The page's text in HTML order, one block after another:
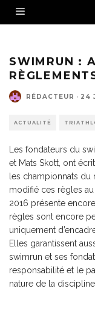
SWIMRUN :
RÉDACTEUR · 24
ACTUALITÉ
Les fondateurs du
et Mats Skott, ont
les championnats
modifié ces règles
2016 présente
règles sont encore
uniquement
Elles garantissent
swimrun et ses
responsabilité et le
nature de la discipline.